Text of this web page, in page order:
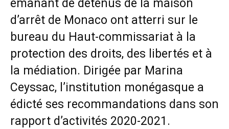
émanant de détenus de la maison
d’arrêt de Monaco ont atterri sur le
bureau du Haut-commissariat à la
protection des droits, des libertés et à
la médiation. Dirigée par Marina
Ceyssac, l’institution monégasque a
édicté ses recommandations dans son
rapport d’activités 2020-2021.